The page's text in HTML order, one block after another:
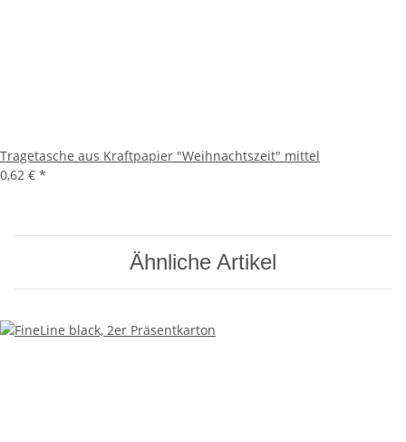
Tragetasche aus Kraftpapier "Weihnachtszeit" mittel
0,62 € *
Ähnliche Artikel